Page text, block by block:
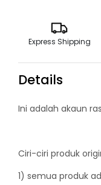
Express Shipping
Details
Ini adalah akaun
Ciri-ciri produk
1) semua produk